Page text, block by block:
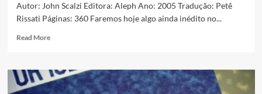
Autor: John Scalzi Editora: Aleph Ano: 2005 Tradução: Petê
Rissati Páginas: 360 Faremos hoje algo ainda inédito no...
Read More